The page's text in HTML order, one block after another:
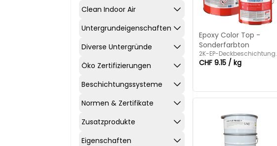
Clean Indoor Air
Untergrundeigenschaften
Diverse Untergründe
Öko Zertifizierungen
Beschichtungssysteme
Normen & Zertifikate
Zusatzprodukte
Eigenschaften
Epoxy Color Top -
Sonderfarbton
2K-EP-Deckbeschichtung.
CHF 9.15 / kg